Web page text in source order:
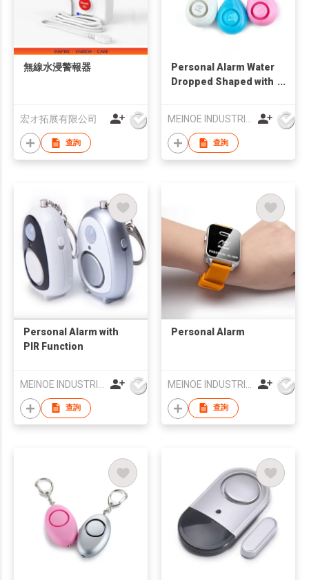
無線水浸警報器
宏オ拓展有限公司
查詢
Personal Alarm Water
Dropped Shaped with
MEINOE INDUSTRIAL (HK) COMPANY LIMITED
查詢
Personal Alarm with
PIR Function
查詢
Personal Alarm
查詢